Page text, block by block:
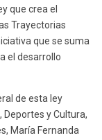
que crea el
Trayectorias
que se suma
el desarrollo
de esta ley
y Cultura,
María Fernanda